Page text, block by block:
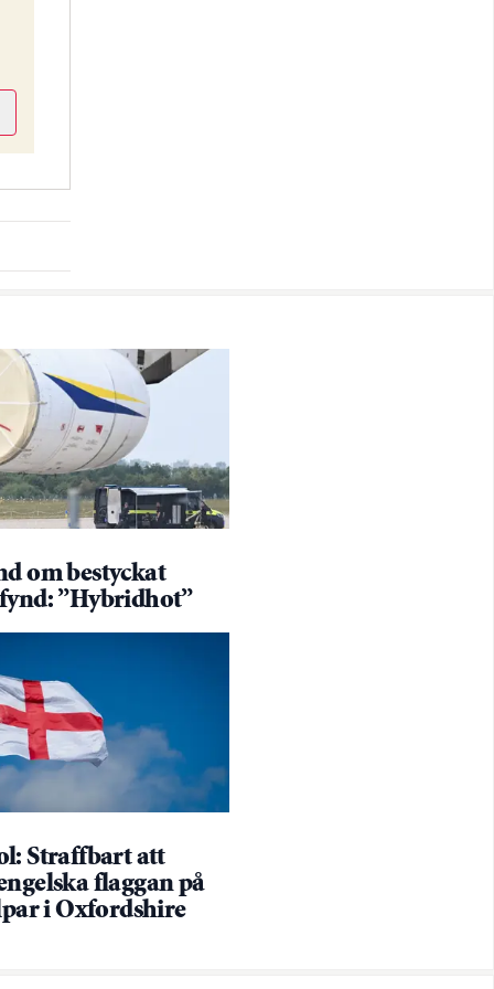
om bestyckat
”Hybridhot”
Straffbart att
flaggan på
i Oxfordshire